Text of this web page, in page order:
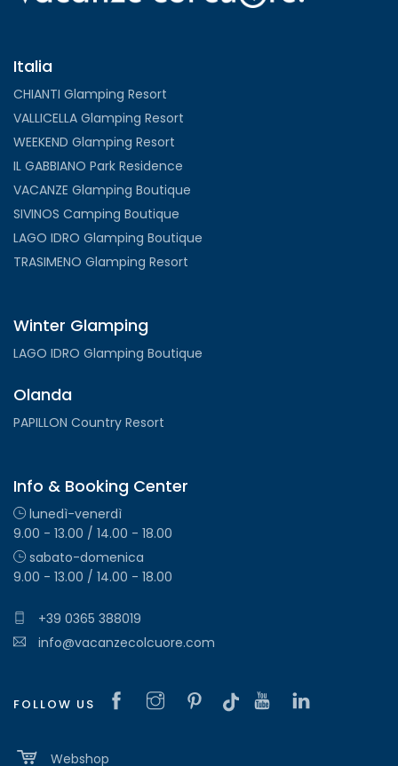
Italia
CHIANTI Glamping Resort
VALLICELLA Glamping Resort
WEEKEND Glamping Resort
IL GABBIANO Park Residence
VACANZE Glamping Boutique
SIVINOS Camping Boutique
LAGO IDRO Glamping Boutique
TRASIMENO Glamping Resort
Winter Glamping
LAGO IDRO Glamping Boutique
Olanda
PAPILLON Country Resort
Info & Booking Center
lunedì-venerdì
9.00 - 13.00 / 14.00 - 18.00
sabato-domenica
9.00 - 13.00 / 14.00 - 18.00
+39 0365 388019
info@vacanzecolcuore.com
FOLLOW US
Webshop